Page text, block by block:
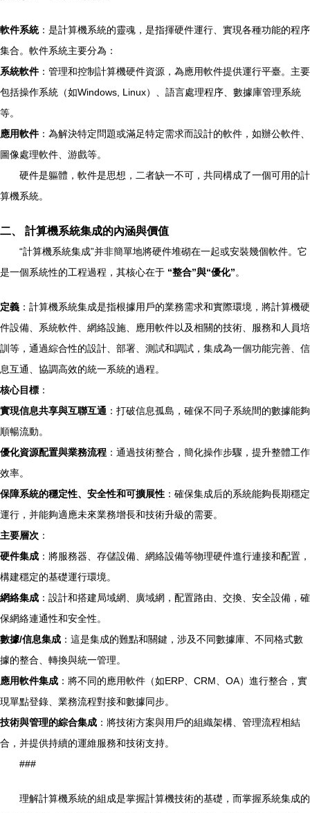
軟件系統：是計算機系統的靈魂，是指揮硬件運行、實現各種功能的程序
集合。軟件系統主要分為：
系統軟件：管理和控制計算機硬件資源，為應用軟件提供運行平臺。主要
包括操作系統（如Windows, Linux）、語言處理程序、數據庫管理系統
等。
應用軟件：為解決特定問題或滿足特定需求而設計的軟件，如辦公軟件、
圖像處理軟件、游戲等。
硬件是軀體，軟件是思想，二者缺一不可，共同構成了一個可用的計
算機系統。
二、 計算機系統集成的內涵與價值
“計算機系統集成”并非簡單地將硬件堆砌在一起或安裝幾個軟件。它
是一個系統性的工程過程，其核心在于 “整合”與“優化”。
定義 ：計算機系統集成是指根據用戶的業務需求和實際環境，將計算機硬
件設備、系統軟件、網絡設施、應用軟件以及相關的技術、服務和人員培
訓等，通過綜合性的設計、部署、測試和調試，集成為一個功能完善、信
息互通、協調高效的統一系統的過程。
核心目標 ：
實現信息共享與互聯互通 ：打破信息孤島，確保不同子系統間的數據能夠
順暢流動。
優化資源配置與業務流程 ：通過技術整合，簡化操作步驟，提升整體工作
效率。
保障系統的穩定性、安全性和可擴展性 ：確保集成后的系統能夠長期穩定
運行，并能夠適應未來業務增長和技術升級的需要。
主要層次 ：
硬件集成 ：將服務器、存儲設備、網絡設備等物理硬件進行連接和配置，
構建穩定的基礎運行環境。
網絡集成 ：設計和搭建局域網、廣域網，配置路由、交換、安全設備，確
保網絡連通性和安全性。
數據/信息集成 ：這是集成的難點和關鍵，涉及不同數據庫、不同格式數
據的整合、轉換與統一管理。
應用軟件集成 ：將不同的應用軟件（如ERP、CRM、OA）進行整合，實
現單點登錄、業務流程對接和數據同步。
技術與管理的綜合集成 ：將技術方案與用戶的組織架構、管理流程相結
合，并提供持續的運維服務和技術支持。
###
理解計算機系統的組成是掌握計算機技術的基礎，而掌握系統集成的